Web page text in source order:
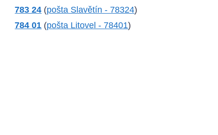
783 24 (pošta Slavětín - 78324)
784 01 (pošta Litovel - 78401)